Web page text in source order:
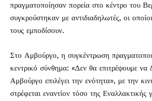
πραγματοποίησαν πορεία στο κέντρο του
συγκρούστηκαν με αντιδιαδηλωτές, οι
τους εμποδίσουν.
Στο Αμβούργο, η συγκέντρωση
κεντρικό σύνθημα: «Δεν θα επιτρέψουμε να
Αμβούργο επιλέγει την ενότητα», με την
στρέφεται εναντίον τόσο της Εναλλακτικής